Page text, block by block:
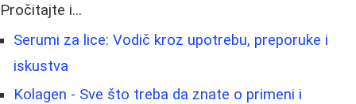
Pročitajte i...
Serumi za lice: Vodič kroz upotrebu, preporuke i
iskustva
Kolagen - Sve što treba da znate o primeni i